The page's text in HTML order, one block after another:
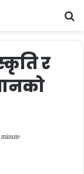
र
minute